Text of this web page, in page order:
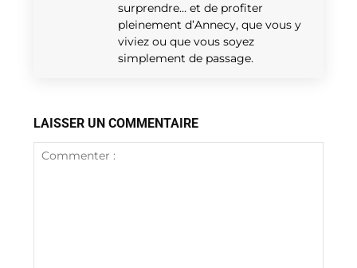
surprendre… et de profiter
pleinement d’Annecy, que vous y
viviez ou que vous soyez
simplement de passage.
LAISSER UN COMMENTAIRE